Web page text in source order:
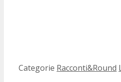
Categorie Racconti&Round